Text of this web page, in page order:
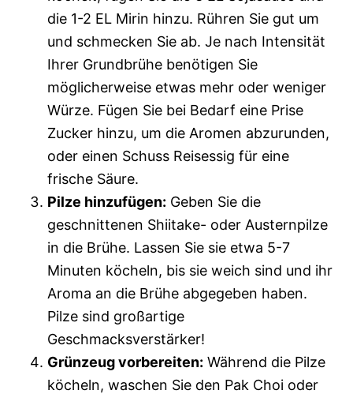
die 1-2 EL Mirin hinzu. Rühren Sie gut um
und schmecken Sie ab. Je nach Intensität
Ihrer Grundbrühe benötigen Sie
möglicherweise etwas mehr oder weniger
Würze. Fügen Sie bei Bedarf eine Prise
Zucker hinzu, um die Aromen abzurunden,
oder einen Schuss Reisessig für eine
frische Säure.
Pilze hinzufügen: Geben Sie die
geschnittenen Shiitake- oder Austernpilze
in die Brühe. Lassen Sie sie etwa 5-7
Minuten köcheln, bis sie weich sind und ihr
Aroma an die Brühe abgegeben haben.
Pilze sind großartige
Geschmacksverstärker!
Grünzeug vorbereiten: Während die Pilze
köcheln, waschen Sie den Pak Choi oder